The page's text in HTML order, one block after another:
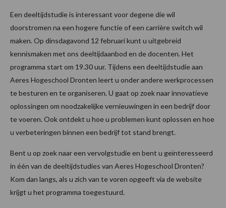
Een deeltijdstudie is interessant voor degene die wil
doorstromen na een hogere functie of een carrière switch wil
maken. Op dinsdagavond 12 februari kunt u uitgebreid
kennismaken met ons deeltijdaanbod en de docenten. Het
programma start om 19.30 uur. Tijdens een deeltijdstudie aan
Aeres Hogeschool Dronten leert u onder andere werkprocessen
te besturen en te organiseren. U gaat op zoek naar innovatieve
oplossingen om noodzakelijke vernieuwingen in een bedrijf door
te voeren. Ook ontdekt u hoe u problemen kunt oplossen en hoe
u verbeteringen binnen een bedrijf tot stand brengt.
Bent u op zoek naar een vervolgstudie en bent u geïnteresseerd
in één van de deeltijdstudies van Aeres Hogeschool Dronten?
Kom dan langs, als u zich van te voren opgeeft via de website
krijgt u het programma toegestuurd.